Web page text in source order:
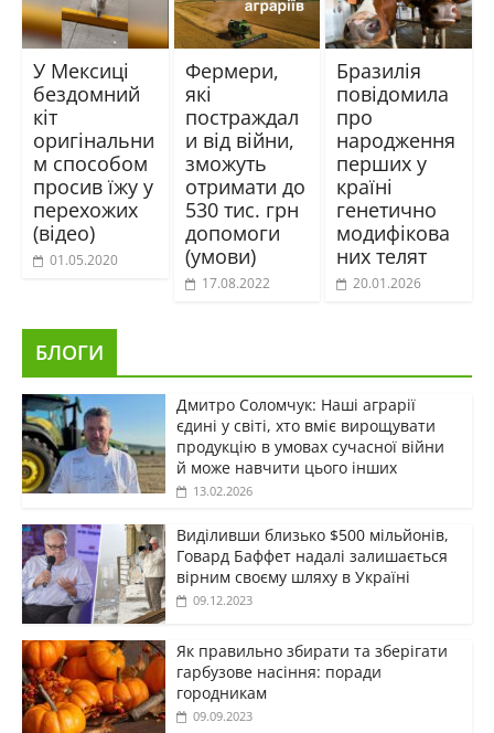
У Мексиці
бездомний
кіт
оригінальни
м способом
просив їжу у
перехожих
(відео)
01.05.2020
Фермери,
які
постраждал
и від війни,
зможуть
отримати до
530 тис. грн
допомоги
(умови)
17.08.2022
Бразилія
повідомила
про
народження
перших у
країні
генетично
модифікова
них телят
20.01.2026
БЛОГИ
Дмитро Соломчук: Наші аграрії
єдині у світі, хто вміє вирощувати
продукцію в умовах сучасної війни
й може навчити цього інших
13.02.2026
Виділивши близько $500 мільйонів,
Говард Баффет надалі залишається
вірним своєму шляху в Україні
09.12.2023
Як правильно збирати та зберігати
гарбузове насіння: поради
городникам
09.09.2023